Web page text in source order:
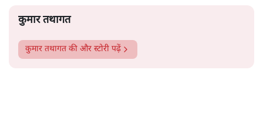
इस्तेमाल तक में धांधली उजागर की गयी है।